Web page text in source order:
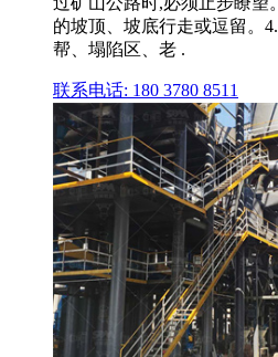
的坡顶、坡底行走或逗留。
帮、塌陷区、老 .
联系电话: 180 3780 8511